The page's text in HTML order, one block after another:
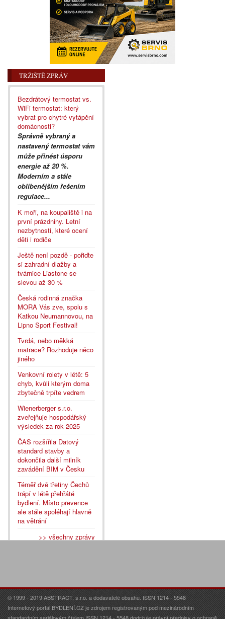
TRŽIŠTĚ ZPRÁV
Bezdrátový termostat vs.
WiFi termostat: který
vybrat pro chytré vytápění
domácnosti?
Správně vybraný a
nastavený termostat vám
může přinést úsporu
energie až 20 %.
Moderním a stále
oblíbenějším řešením
regulace...
K moři, na koupaliště i na
první prázdniny. Letní
nezbytnosti, které ocení
děti i rodiče
Ještě není pozdě - pořiďte
si zahradní dlažby a
tvárnice Liastone se
slevou až 30 %
Česká rodinná značka
MORA Vás zve, spolu s
Katkou Neumannovou, na
Lipno Sport Festival!
Tvrdá, nebo měkká
matrace? Rozhoduje něco
jiného
Venkovní rolety v létě: 5
chyb, kvůli kterým doma
zbytečně trpíte vedrem
Wienerberger s.r.o.
zveřejňuje hospodářský
výsledek za rok 2025
ČAS rozšířila Datový
standard stavby a
dokončila další milník
zavádění BIM v Česku
Téměř dvě třetiny Čechů
trápí v létě přehřáté
bydlení. Místo prevence
ale stále spoléhají hlavně
na větrání
>> všechny zprávy
© 1999 - 2019 ABSTRACT, s.r.o. a dodavatelé obsahu. ISSN 1214 - 5548
Internetový portál BYDLENÍ.CZ je zdrojem registrovaným pod mezinárodním